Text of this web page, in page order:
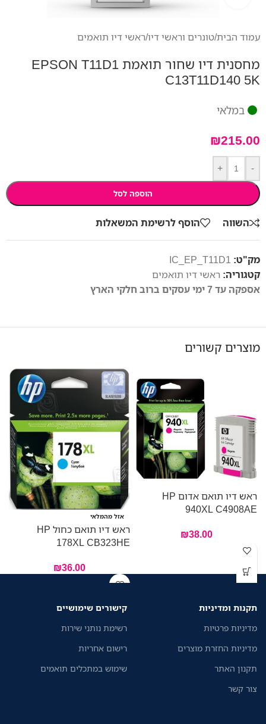
עמוד הבית/טונרים וראשי דיו/ראשי דיו תואמים
מחסנית דיו שחור תואמת EPSON T11D1
C13T11D140 5K
במלאי
₪215.00
-
+
הוספה לסל
השווה הוסף לרשימת המשאלות
מק"ט: IC_EP_T11D1
קטגוריה: ראשי דיו תואמים
אספקה עד 7 ימי עסקים ברוב חלקי הארץ
מוצרים קשורים
ראש דיו תואם אדום HP
940XL C4908AE
₪38.00
אזל מהמלאי
ראש דיו תואם כחול HP
178XL CB323HE
₪36.00
תקנות ומדיניות
מדיניות פרטיות
מדיניות החזרת מוצרים
תקנון האתר
צור קשר
קישורים שימושיים
רשימת נותני שירות
רישום אחריות
שימוש במתכלים תואמים